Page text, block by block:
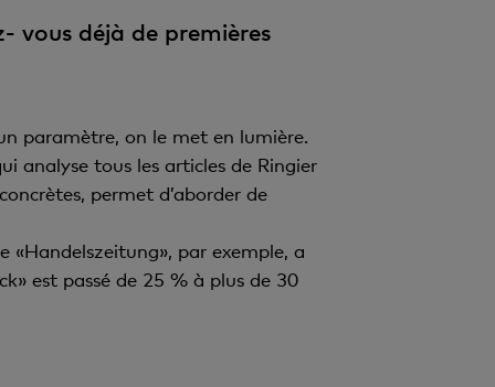
vous déjà de premières
paramètre, on le met en lumière.
analyse tous les articles de Ringier
permet d’aborder de
«Handelszeitung», par exemple, a
est passé de 25 % à plus de 30